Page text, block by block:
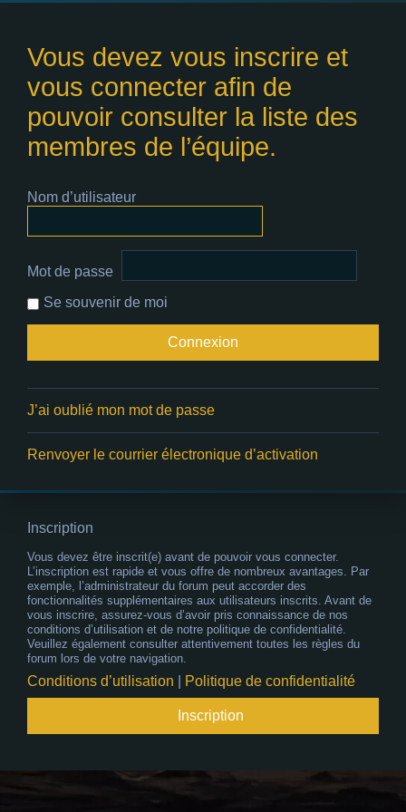
Vous devez vous inscrire et
vous connecter afin de
pouvoir consulter la liste des
membres de l’équipe.
Nom d’utilisateur
Mot de passe
Se souvenir de moi
J’ai oublié mon mot de passe
Renvoyer le courrier électronique d’activation
Inscription
Vous devez être inscrit(e) avant de pouvoir vous connecter.
L’inscription est rapide et vous offre de nombreux avantages. Par
exemple, l’administrateur du forum peut accorder des
fonctionnalités supplémentaires aux utilisateurs inscrits. Avant de
vous inscrire, assurez-vous d’avoir pris connaissance de nos
conditions d’utilisation et de notre politique de confidentialité.
Veuillez également consulter attentivement toutes les règles du
forum lors de votre navigation.
Conditions d’utilisation Politique de confidentialité
Inscription